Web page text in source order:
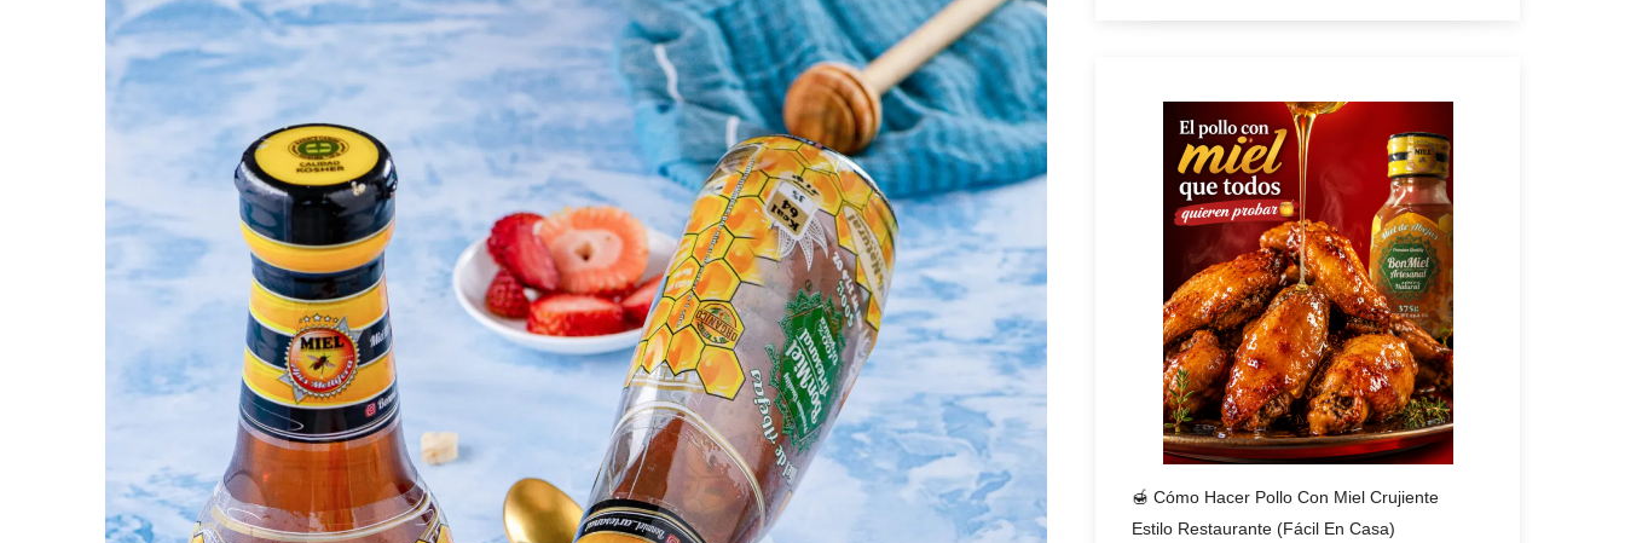
🍯 Cómo Hacer Pollo Con Miel Crujiente
Estilo Restaurante (fácil En Casa)